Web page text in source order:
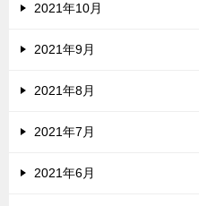
2021年10月
2021年9月
2021年8月
2021年7月
2021年6月